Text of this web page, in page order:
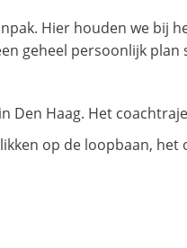
Hier houden we bij
geheel persoonlijk
Haag. Het
op de loopbaan,